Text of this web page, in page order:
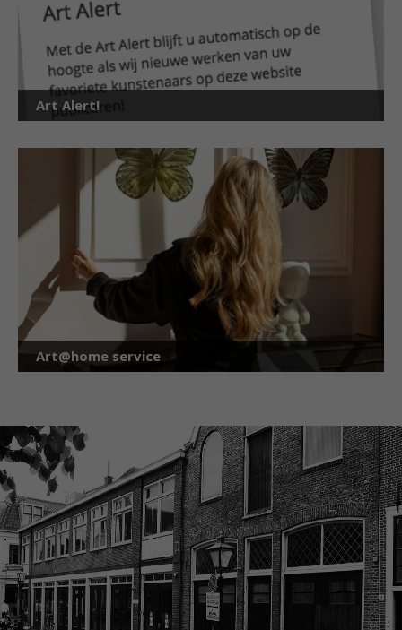
Art Alert!
Art@home service